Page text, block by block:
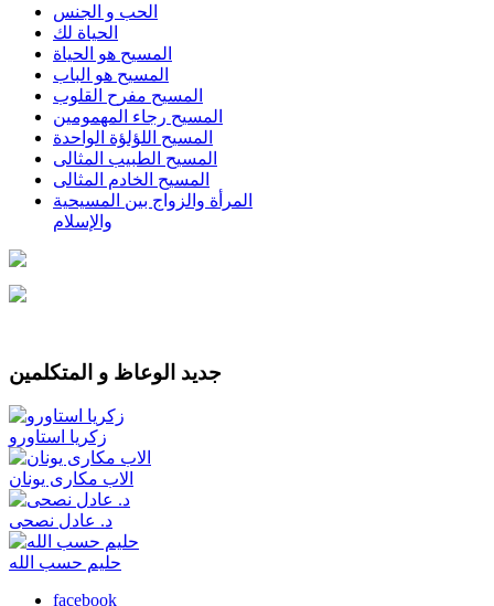
الحب و الجنس
الحياة لك
المسيح هو الحياة
المسيح هو الباب
المسيح مفرح القلوب
المسيح رجاء المهمومين
المسيح اللؤلؤة الواحدة
المسيح الطبيب المثالى
المسيح الخادم المثالى
المرأة والزواج بين المسيحية
والإسلام
جديد الوعاظ و المتكلمين
زكريا استاورو
الاب مكارى يونان
د. عادل نصحى
حليم حسب الله
facebook